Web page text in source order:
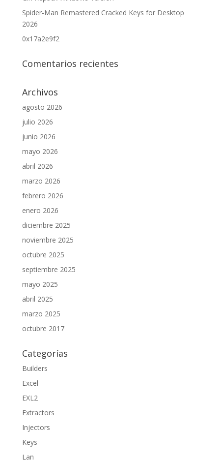
Spider-Man Remastered Cracked Keys for Desktop
2026
0x17a2e9f2
Comentarios recientes
Archivos
agosto 2026
julio 2026
junio 2026
mayo 2026
abril 2026
marzo 2026
febrero 2026
enero 2026
diciembre 2025
noviembre 2025
octubre 2025
septiembre 2025
mayo 2025
abril 2025
marzo 2025
octubre 2017
Categorías
Builders
Excel
EXL2
Extractors
Injectors
Keys
Lan